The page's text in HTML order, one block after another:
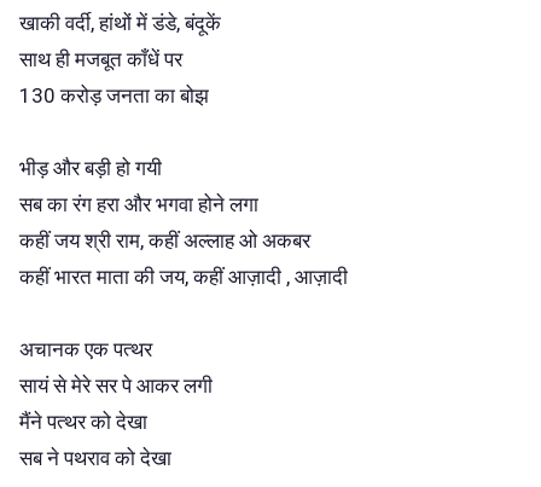
खाकी वर्दी, हांथों में डंडे, बंदूकें
साथ ही मजबूत काँधें पर
130 करोड़ जनता का बोझ
भीड़ और बड़ी हो गयी
सब का रंग हरा और भगवा होने लगा
कहीं जय श्री राम, कहीं अल्लाह ओ अकबर
कहीं भारत माता की जय, कहीं आज़ादी , आज़ादी
अचानक एक पत्थर
सायं से मेरे सर पे आकर लगी
मैंने पत्थर को देखा
सब ने पथराव को देखा